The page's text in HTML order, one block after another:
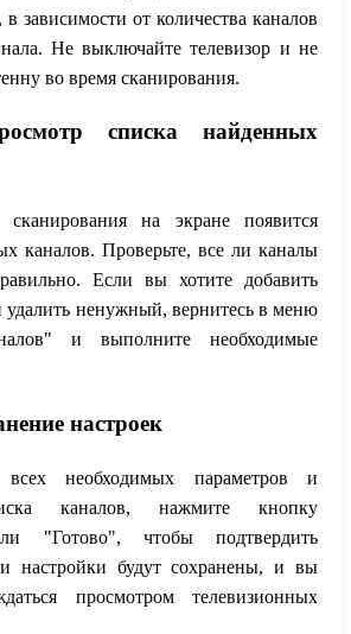
в зависимости от количества каналов
Не выключайте телевизор и не
во время сканирования.
списка найденных
на экране появится
каналов. Проверьте, все ли каналы
Если вы хотите добавить
ненужный, вернитесь в меню
и выполните необходимые
настроек
необходимых параметров и
каналов, нажмите кнопку
"Готово", чтобы подтвердить
настройки будут сохранены, и вы
просмотром телевизионных